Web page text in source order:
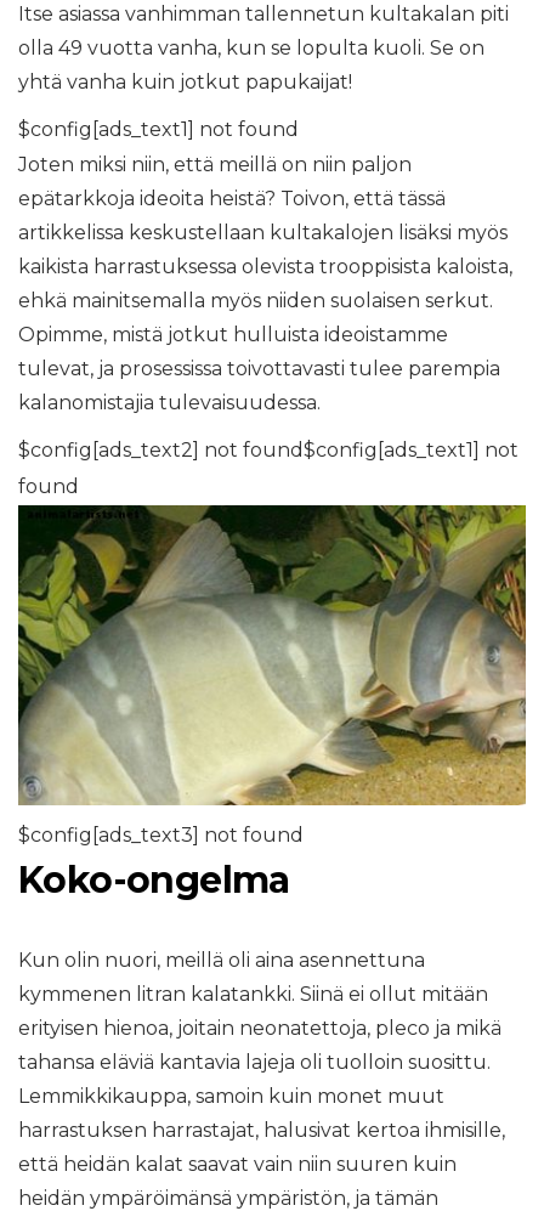
Itse asiassa vanhimman tallennetun kultakalan piti
olla 49 vuotta vanha, kun se lopulta kuoli. Se on
yhtä vanha kuin jotkut papukaijat!
$config[ads_text1] not found
Joten miksi niin, että meillä on niin paljon
epätarkkoja ideoita heistä? Toivon, että tässä
artikkelissa keskustellaan kultakalojen lisäksi myös
kaikista harrastuksessa olevista trooppisista kaloista,
ehkä mainitsemalla myös niiden suolaisen serkut.
Opimme, mistä jotkut hulluista ideoistamme
tulevat, ja prosessissa toivottavasti tulee parempia
kalanomistajia tulevaisuudessa.
$config[ads_text2] not found$config[ads_text1] not
found
$config[ads_text3] not found
Koko-ongelma
Kun olin nuori, meillä oli aina asennettuna
kymmenen litran kalatankki. Siinä ei ollut mitään
erityisen hienoa, joitain neonatettoja, pleco ja mikä
tahansa eläviä kantavia lajeja oli tuolloin suosittu.
Lemmikkikauppa, samoin kuin monet muut
harrastuksen harrastajat, halusivat kertoa ihmisille,
että heidän kalat saavat vain niin suuren kuin
heidän ympäröimänsä ympäristön, ja tämän